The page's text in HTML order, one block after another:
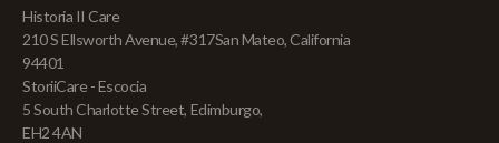
Historia II Care
210 S Ellsworth Avenue, #317San Mateo, California
94401
StoriiCare - Escocia
5 South Charlotte Street, Edimburgo,
EH2 4AN